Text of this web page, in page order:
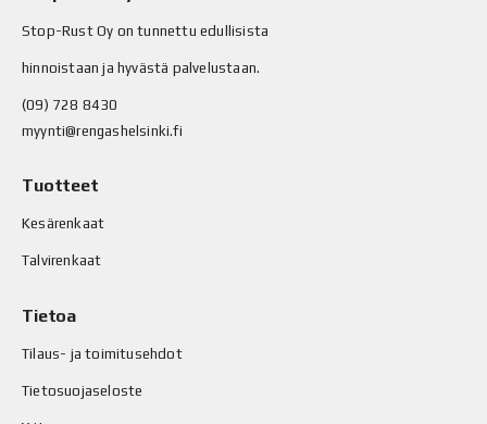
Stop-Rust Oy on tunnettu edullisista
hinnoistaan ja hyvästä palvelustaan.
(09) 728 8430
myynti@rengashelsinki.fi
Tuotteet
Kesärenkaat
Talvirenkaat
Tietoa
Tilaus- ja toimitusehdot
Tietosuojaseloste